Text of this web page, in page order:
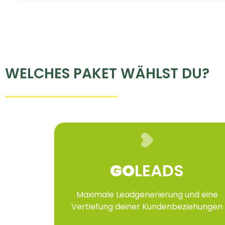
besten
zu
WELCHES PAKET WÄHLST DU?
GOLEADS
Maximale Leadgenerierung und eine
Vertiefung deiner Kundenbeziehungen